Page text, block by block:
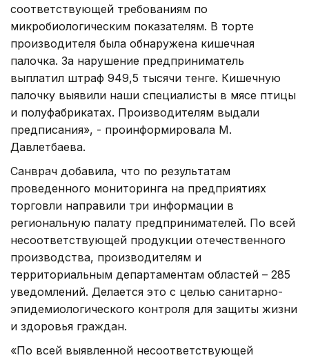
соответствующей требованиям по
микробиологическим показателям. В торте
производителя была обнаружена кишечная
палочка. За нарушение предприниматель
выплатил штраф 949,5 тысячи тенге. Кишечную
палочку выявили наши специалисты в мясе птицы
и полуфабрикатах. Производителям выдали
предписания», - проинформировала М.
Давлетбаева.
Санврач добавила, что по результатам
проведенного мониторинга на предприятиях
торговли направили три информации в
региональную палату предпринимателей. По всей
несоответствующей продукции отечественного
производства, производителям и
территориальным департаментам областей – 285
уведомлений. Делается это с целью санитарно-
эпидемиологического контроля для защиты жизни
и здоровья граждан.
«По всей выявленной несоответствующей